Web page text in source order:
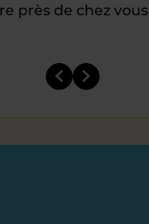
près de chez vous